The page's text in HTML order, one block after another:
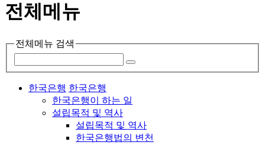
전체메뉴
전체메뉴 검색
한국은행 한국은행
한국은행이 하는 일
설립목적 및 역사
설립목적 및 역사
한국은행법의 변천